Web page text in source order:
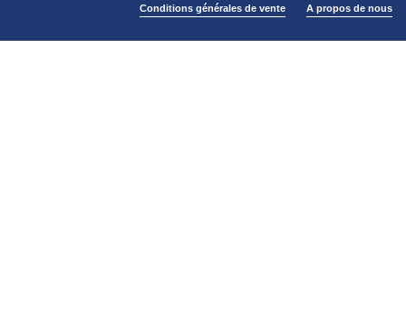
Conditions générales de vente A propos de nous